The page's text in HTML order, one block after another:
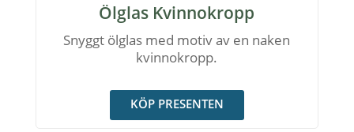
Ölglas Kvinnokropp
Snyggt ölglas med motiv av en naken
kvinnokropp.
KÖP PRESENTEN